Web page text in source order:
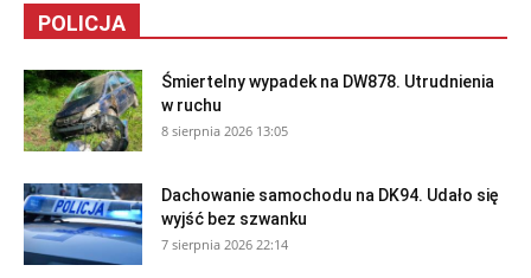
POLICJA
Śmiertelny wypadek na DW878. Utrudnienia
w ruchu
8 sierpnia 2026 13:05
Dachowanie samochodu na DK94. Udało się
wyjść bez szwanku
7 sierpnia 2026 22:14